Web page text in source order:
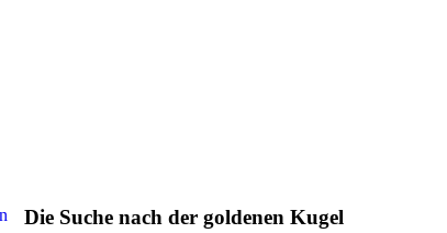
Die Suche nach der goldenen Kugel